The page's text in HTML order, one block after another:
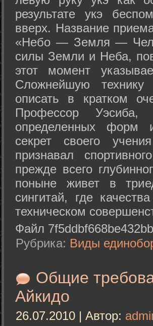
результате укэ
вверх. Название
«Небо — Земля —
силы Земли и Неба,
этот момент
Сложнейшую
описать в кратком
Профессор
определенных форм
секрет своего
признавал
прежде всего
поныне живет в
сингитай, где
техническом
Файл
Рубрика: Виды
Общие
Айкидо
26.07.2010 | Автор: